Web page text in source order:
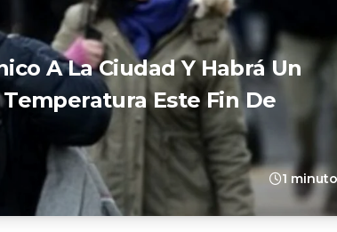
A La Ciudad Y Habrá Un
Este Fin De
1